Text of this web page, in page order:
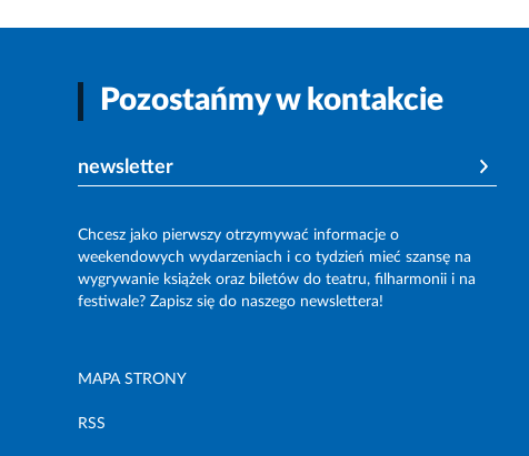
Pozostańmy w kontakcie
newsletter
Chcesz jako pierwszy otrzymywać informacje o
weekendowych wydarzeniach i co tydzień mieć szansę na
wygrywanie książek oraz biletów do teatru, filharmonii i na
festiwale? Zapisz się do naszego newslettera!
MAPA STRONY
RSS